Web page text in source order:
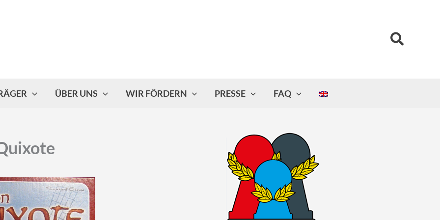
Suchen
ÜBER UNS WIR FÖRDERN PRESSE FAQ